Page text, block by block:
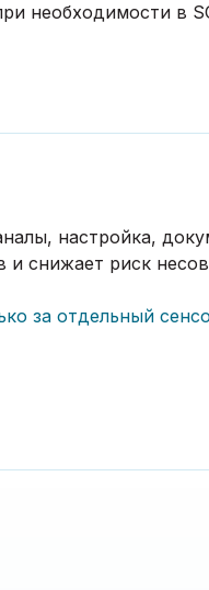
необходимости в
настройка,
снижает риск
за отдельный